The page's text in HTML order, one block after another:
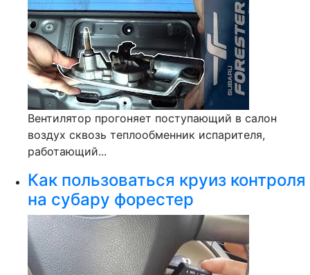
Вентилятор прогоняет поступающий в салон
воздух сквозь теплообменник испарителя,
работающий...
Как пользоваться круиз контроля
на субару форестер